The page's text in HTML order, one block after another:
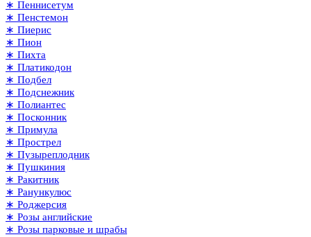
∗ Пеннисетум
∗ Пенстемон
∗ Пиерис
∗ Пион
∗ Пихта
∗ Платикодон
∗ Подбел
∗ Подснежник
∗ Полиантес
∗ Посконник
∗ Примула
∗ Прострел
∗ Пузыреплодник
∗ Пушкиния
∗ Ракитник
∗ Ранункулюс
∗ Роджерсия
∗ Розы английские
∗ Розы парковые и шрабы